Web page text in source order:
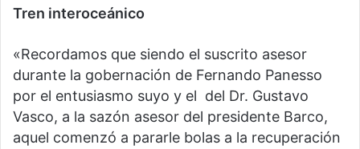
Tren interoceánico
«Recordamos que siendo el suscrito asesor
durante la gobernación de Fernando Panesso
por el entusiasmo suyo y el del Dr. Gustavo
Vasco, a la sazón asesor del presidente Barco,
aquel comenzó a pararle bolas a la recuperación